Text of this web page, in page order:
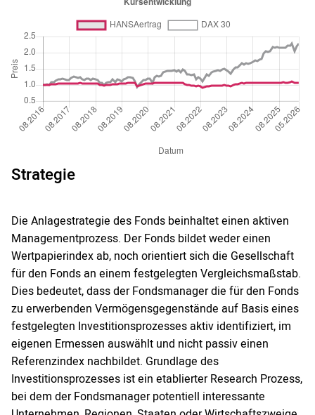
Strategie
Die Anlagestrategie des Fonds beinhaltet einen aktiven
Managementprozess. Der Fonds bildet weder einen
Wertpapierindex ab, noch orientiert sich die Gesellschaft
für den Fonds an einem festgelegten Vergleichsmaßstab.
Dies bedeutet, dass der Fondsmanager die für den Fonds
zu erwerbenden Vermögensgegenstände auf Basis eines
festgelegten Investitionsprozesses aktiv identifiziert, im
eigenen Ermessen auswählt und nicht passiv einen
Referenzindex nachbildet. Grundlage des
Investitionsprozesses ist ein etablierter Research Prozess,
bei dem der Fondsmanager potentiell interessante